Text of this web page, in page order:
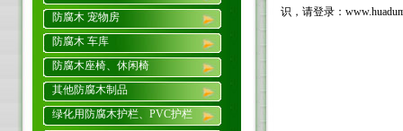
防腐木 宠物房
防腐木 车库
防腐木座椅、休闲椅
其他防腐木制品
绿化用防腐木护栏、PVC护栏
识，请登录：w